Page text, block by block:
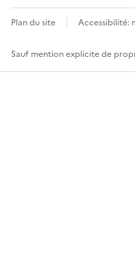
Plan du site Accessibilité:
Sauf mention explicite de